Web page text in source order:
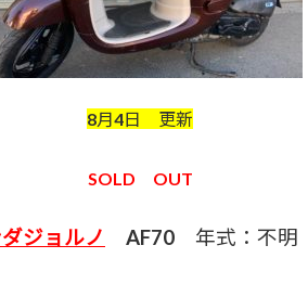
8月4日 更新
SOLD OUT
ジョルノ AF70 年式：不明